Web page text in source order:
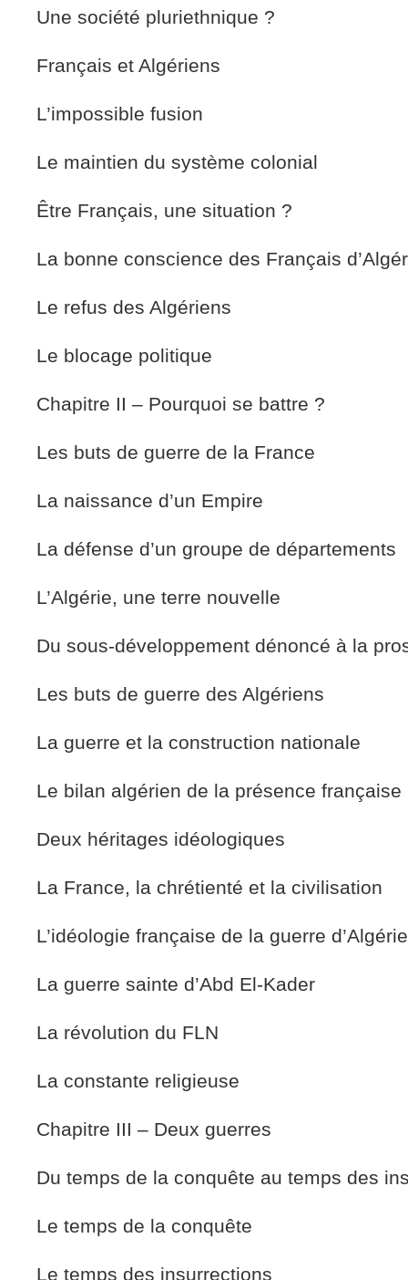
Une société pluriethnique ?
Français et Algériens
L’impossible fusion
Le maintien du système colonial
Être Français, une situation ?
La bonne conscience des Français
Le refus des Algériens
Le blocage politique
Chapitre II – Pourquoi se battre ?
Les buts de guerre de la France
La naissance d’un Empire
La défense d’un groupe de départements
L’Algérie, une terre nouvelle
Du sous-développement dénoncé à la
Les buts de guerre des Algériens
La guerre et la construction nationale
Le bilan algérien de la présence française
Deux héritages idéologiques
La France, la chrétienté et la civilisation
L’idéologie française de la guerre d’Algérie
La guerre sainte d’Abd El-Kader
La révolution du FLN
La constante religieuse
Chapitre III – Deux guerres
Du temps de la conquête au temps des
Le temps de la conquête
Le temps des insurrections